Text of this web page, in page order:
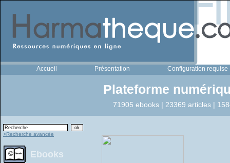
Accueil Présentation Configuration requise
Plateforme
71905 ebooks | 23369 articles |
>Recherche avancée
Ebooks